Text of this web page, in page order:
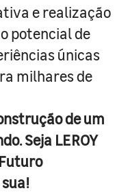
e realização
potencial de
únicas
milhares de
de um
Seja LEROY